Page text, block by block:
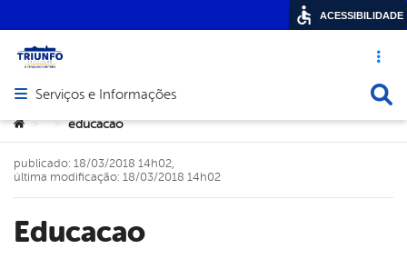
Acesso
Abrir menu principal de navegação
Serviços e Informações
Você está aqui:
> > educacao
educacao
publicado: 18/03/2018 14h02,
última modificação: 18/03/2018 14h02
ACESSIBILIDADE